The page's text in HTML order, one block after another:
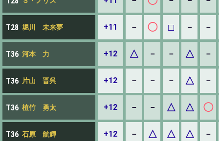
T28 堀川 未来夢 +11 － ◯ □ － －
T36 河本 力 +12 △ － － △ －
T36 片山 晋呉 +12 － － － △ －
T36 植竹 勇太 +12 － － △ △ ◯
T36 石原 航輝 +12 － △ △ △ －